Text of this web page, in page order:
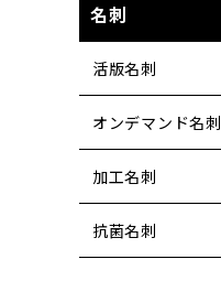
名刺
活版名刺
オンデマンド名刺
加工名刺
抗菌名刺